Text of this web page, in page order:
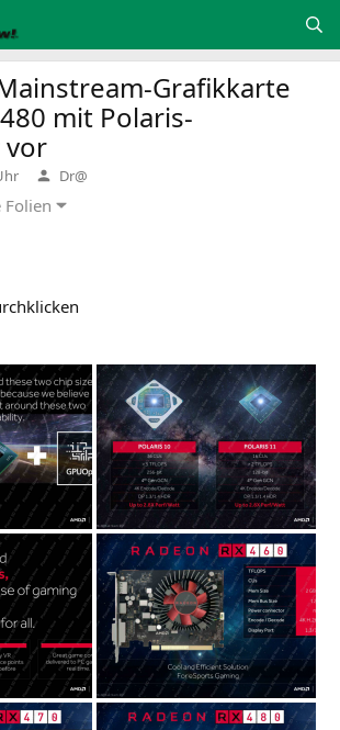
Grafikkarte
480 mit Polaris-
Verfasst
von
Dr@
Folien